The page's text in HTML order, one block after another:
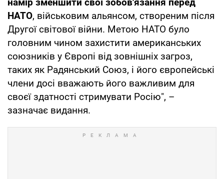
НАТО, військовим альянсом, створеним після
Другої світової війни. Метою НАТО було
головним чином захистити американських
союзників у Європі від зовнішніх загроз,
таких як Радянський Союз, і його європейські
члени досі вважають його важливим для
своєї здатності стримувати Росію", –
зазначає видання.